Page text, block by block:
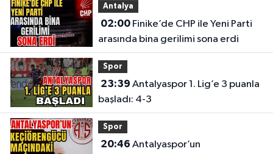
Antalya
02:00Finike’de CHP ile Yeni Parti
arasında bina gerilimi sona erdi
Spor
23:39
başladı: 4-3
Spor
20:46